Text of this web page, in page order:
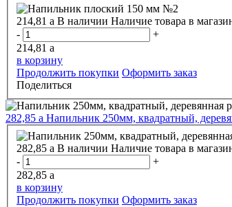
214,81 a В наличии Наличие товара в
-
+
214,81 a
в корзину
Продолжить покупки Оформить заказ
Поделиться
282,85 a Напильник 250мм, квадратный,
282,85 a В наличии Наличие товара в
-
+
282,85 a
в корзину
Продолжить покупки Оформить заказ